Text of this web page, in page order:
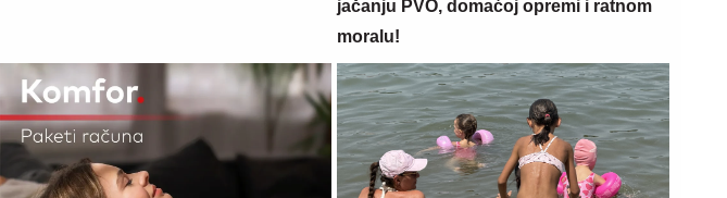
jačanju PVO, domaćoj opremi i ratnom
moralu!